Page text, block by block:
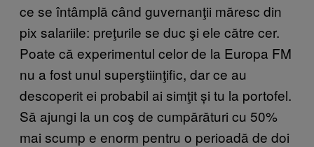
ce se întâmplă când guvernanţii măresc din
pix salariile: preţurile se duc şi ele către cer.
Poate că experimentul celor de la Europa FM
nu a fost unul superştiinţific, dar ce au
descoperit ei probabil ai simţit și tu la portofel.
Să ajungi la un coş de cumpărături cu 50%
mai scump e enorm pentru o perioadă de doi